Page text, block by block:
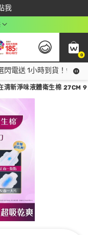
我
0
閃電送 1小時到貨！領神
清新淨味液體衛生棉 27CM